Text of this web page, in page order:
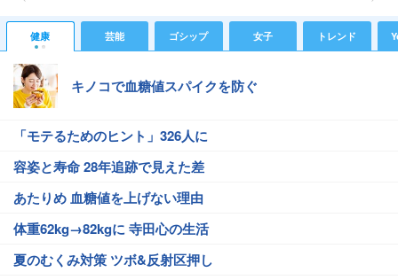
健康 芸能 ゴシップ 女子 トレンド
キノコで血糖値スパイクを防ぐ
「モテるためのヒント」326人に
容姿と寿命 28年追跡で見えた差
あたりめ 血糖値を上げない理由
体重62kg→82kgに 寺田心の生活
夏のむくみ対策 ツボ&反射区押し